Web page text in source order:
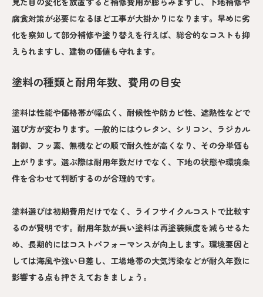
腐食対策が必要になるほど工事が大掛かりになります。早めに劣
化を察知して部分補修や塗り替えを行えば、総合的なコストも抑
えられますし、建物の価値も守れます。
塗料の種類と耐用年数、費用の目安
塗料は性能や価格帯が幅広く、耐候性や防カビ性、遮熱性などで
選び方が変わります。一般的にはウレタン、シリコン、ラジカル
制御、フッ素、無機などの順で耐久性が高くなり、その分単価も
上がります。選ぶ際は耐用年数だけでなく、下地の状態や環境条
件を合わせて判断するのが合理的です。
塗料選びは初期費用だけでなく、ライフサイクルコストで比較す
るのが賢明です。耐用年数が長い塗料は再塗装頻度を減らせるた
め、長期的にはコストパフォーマンスが向上します。環境要因と
しては海風や強い日差し、工場地帯の大気汚染などが耐久年数に
影響する点も押さえておきましょう。